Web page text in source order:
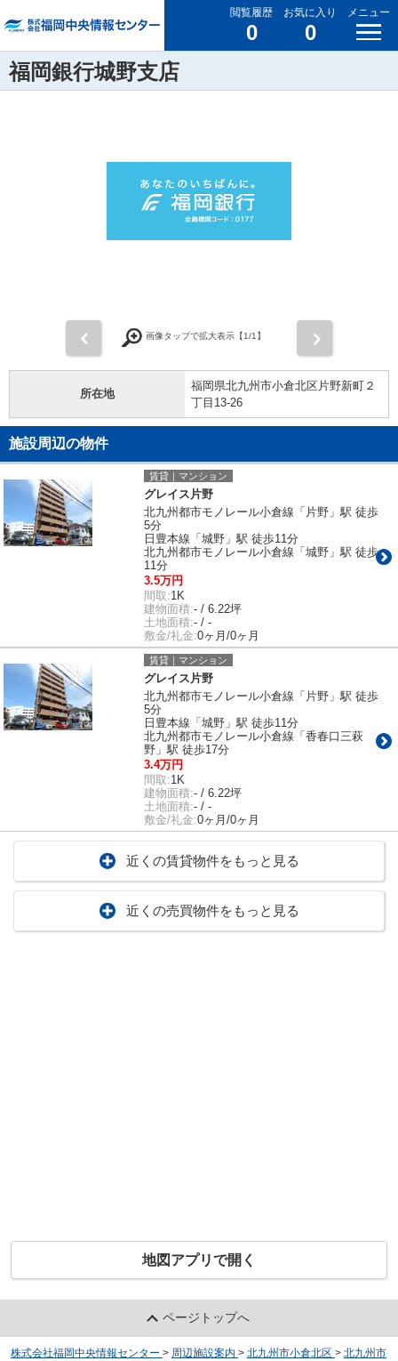
閲覧履歴
0
お気に入り
0
メニュー
福岡銀行城野支店
画像タップで拡大表示【1/1】
所在地
福岡県北九州市小倉北区片野新町２
丁目13-26
施設周辺の物件
賃貸｜マンション
グレイス片野
北九州都市モノレール小倉線「片野」駅 徒歩
5分
日豊本線「城野」駅 徒歩11分
北九州都市モノレール小倉線「城野」駅 徒歩
11分
3.5万円
間取:1K
建物面積:- / 6.22坪
土地面積:- / -
敷金/礼金:0ヶ月/0ヶ月
賃貸｜マンション
グレイス片野
北九州都市モノレール小倉線「片野」駅 徒歩
5分
日豊本線「城野」駅 徒歩11分
北九州都市モノレール小倉線「香春口三萩
野」駅 徒歩17分
3.4万円
間取:1K
建物面積:- / 6.22坪
土地面積:- / -
敷金/礼金:0ヶ月/0ヶ月
近くの賃貸物件をもっと見る
近くの売買物件をもっと見る
地図アプリで開く
ページトップへ
株式会社福岡中央情報センター > 周辺施設案内 > 北九州市小倉北区 > 北九州市